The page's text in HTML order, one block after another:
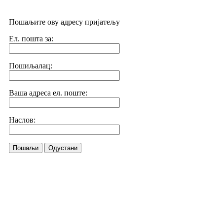
Пошаљите ову адресу пријатељу
Ел. пошта за:
Пошиљалац:
Ваша адреса ел. поште:
Наслов:
Пошаљи Одустани